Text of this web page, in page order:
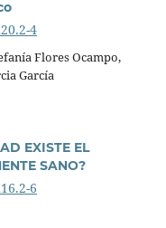
4
Flores Ocampo,
García
EXISTE EL
SANO?
6